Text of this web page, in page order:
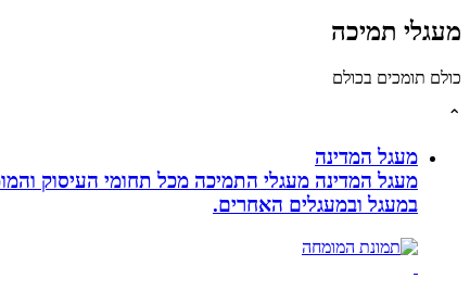
מעגלי תמיכה
כולם תומכים בכולם
⌃
מעגל המדינה
מעגל המדינה מעגלי התמיכה מכל תחומי העיסוק
במעגל ובמעגלים האחרים.